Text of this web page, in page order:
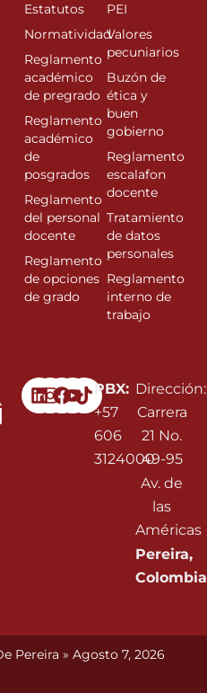
Linkedin
Instagram
Facebook
Youtube
PBX:
+57
606
3124000
Dirección:
Carrera
21 No.
49-95
Av. de
las
Américas
Pereira,
Colombia
Estatutos
Normatividad
Reglamento
académico
de pregrado
Reglamento
académico
de
posgrados
Reglamento
del personal
docente
Reglamento
de opciones
de grado
PEI
Valores
pecuniarios
Buzón de
ética y
buen
gobierno
Reglamento
escalafon
docente
Tratamiento
de datos
personales
Reglamento
interno de
trabajo
Pereira » Agosto 7, 2026